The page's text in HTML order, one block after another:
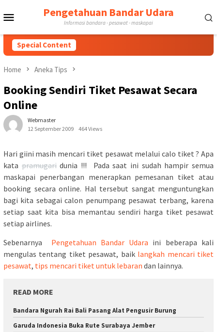
to
MobilePengetahuan Bandar Udara
Informasi bandara - pesawat - maskapai
Special Content
Home Aneka Tips
Booking Sendiri Tiket Pesawat Secara
Online
Webmaster
12 September 2009
464 Views
Hari giini masih mencari tiket pesawat melalui calo tiket ? Apa
kata pramugaridunia !!! Pada saat ini sudah hampir semua
maskapai penerbangan menerapkan pemesanan tiket atau
booking secara online. Hal tersebut sangat menguntungkan
bagi kita sebagai calon penumpang pesawat terbang, karena
setiap saat kita bisa memantau sendiri harga tiket pesawat
setiap airlines.
Sebenarnya Pengetahuan Bandar Udara ini beberapa kali
mengulas tentang tiket pesawat, baik langkah mencari tiket
pesawat, tips mencari tiket untuk lebaran dan lainnya.
READ MORE
Bandara Ngurah Rai Bali Pasang Alat Pengusir Burung
Garuda Indonesia Buka Rute Surabaya Jember